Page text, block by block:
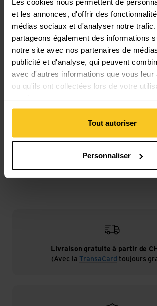
et les annonces, d'offrir des
médias sociaux et d'analyser notre
partageons également des informations
notre site avec nos partenaires de
publicité et d'analyse, qui peuvent
avec d'autres informations que vous leur
ou qu'ils ont collectées lors de votre
Tout autoriser
Personnaliser
Matériau
Matériau composition: 100% Cuir
Spécification
Livraison gratuite à partir de
(Avec la TransaCard toujours